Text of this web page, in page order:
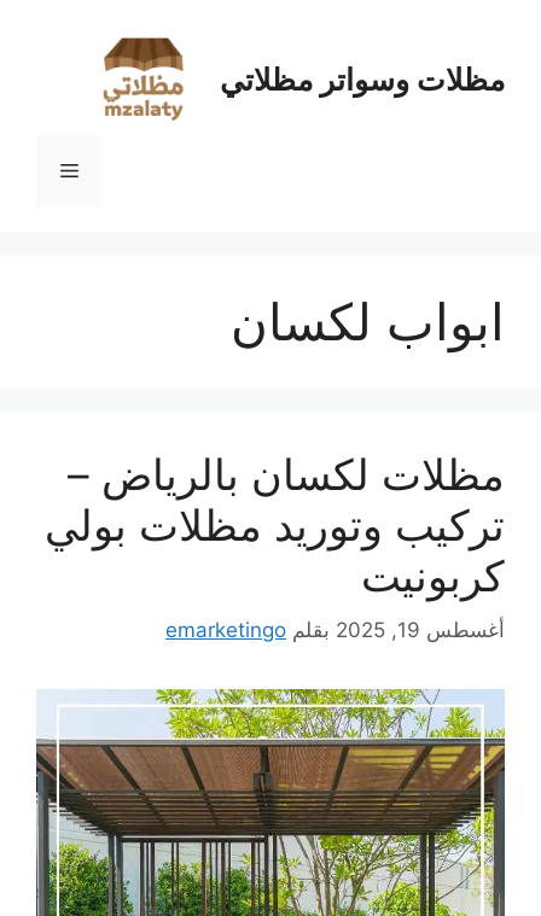
المحتوىمظلات وسواتر مظلاتي
القائمة
ابواب لكسان
مظلات لكسان بالرياض –
تركيب وتوريد مظلات بولي
كربونيت
أغسطس 19, 2025 بقلم emarketingo